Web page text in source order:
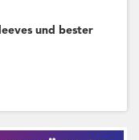
und bester